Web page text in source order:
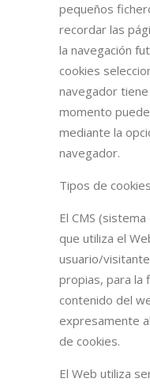
pequeños
recordar las
la navegación
cookies
navegador
momento
mediante la
navegador.
Tipos de
El CMS
que utiliza el
usuario/
propias, para la
contenido del
expresamente
de cookies.
El Web utiliza